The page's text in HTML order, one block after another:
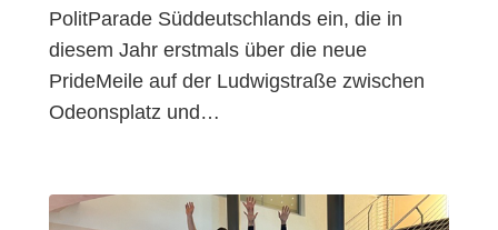
PolitParade Süddeutschlands ein, die in
diesem Jahr erstmals über die neue
PrideMeile auf der Ludwigstraße zwischen
Odeonsplatz und…